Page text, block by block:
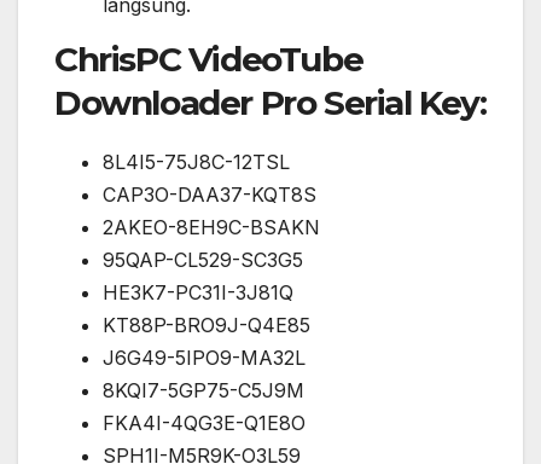
langsung.
ChrisPC VideoTube
Downloader Pro Serial Key:
8L4I5-75J8C-12TSL
CAP3O-DAA37-KQT8S
2AKEO-8EH9C-BSAKN
95QAP-CL529-SC3G5
HE3K7-PC31I-3J81Q
KT88P-BRO9J-Q4E85
J6G49-5IPO9-MA32L
8KQI7-5GP75-C5J9M
FKA4I-4QG3E-Q1E8O
SPH1I-M5R9K-O3L59